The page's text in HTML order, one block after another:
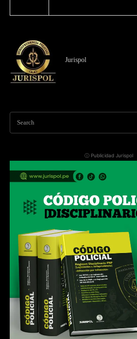
Jurispol
Search
ⓘ Publicidad Jurispol